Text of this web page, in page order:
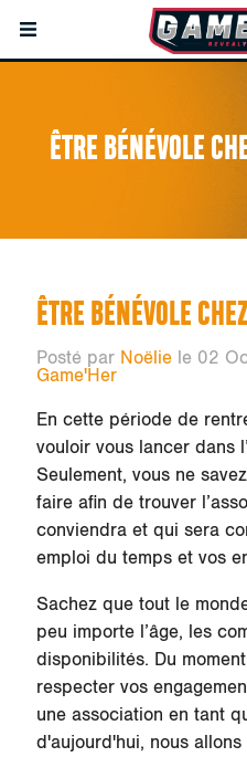
ÊTRE BÉNÉVOLE
ÊTRE BÉNÉVOLE
Posté par Noëliele 02
Game'Her
En cette période de
vouloir vous lancer dans
Seulement, vous ne
faire afin de trouver
conviendra et qui sera
emploi du temps et vos
Sachez que tout le
peu importe l’âge, les
disponibilités. Du
respecter vos
une association en tant
d'aujourd'hui, nous